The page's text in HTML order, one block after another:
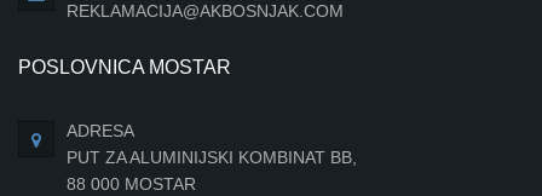
REKLAMACIJA@AKBOSNJAK.COM
POSLOVNICA MOSTAR
ADRESA
PUT ZA ALUMINIJSKI KOMBINAT BB,
88 000 MOSTAR